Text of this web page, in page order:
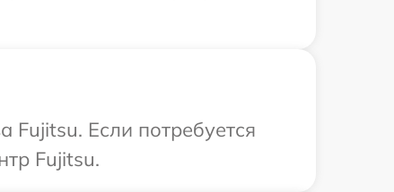
Fujitsu. Если потребуется
Fujitsu.